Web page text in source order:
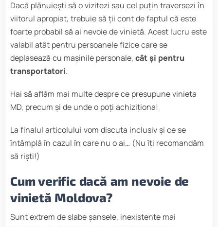
Dacă plănuiești să o vizitezi sau cel puțin traversezi în
viitorul apropiat, trebuie să ții cont de faptul că este
foarte probabil să ai nevoie de vinietă. Acest lucru este
valabil atât pentru persoanele fizice care se
deplasează cu mașinile personale, cât și pentru
transportatori.
Hai să aflăm mai multe despre ce presupune vinieta
MD, precum și de unde o poți achiziționa!
La finalul articolului vom discuta inclusiv și ce se
întâmplă în cazul în care nu o ai… (Nu îți recomandăm
să riști!)
Cum verific dacă am nevoie de
vinietă Moldova?
Sunt extrem de slabe șansele, inexistente mai